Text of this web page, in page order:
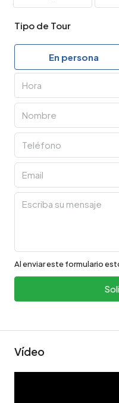
Tipo de Tour
En persona
Hora
Al enviar este formulario
Vídeo